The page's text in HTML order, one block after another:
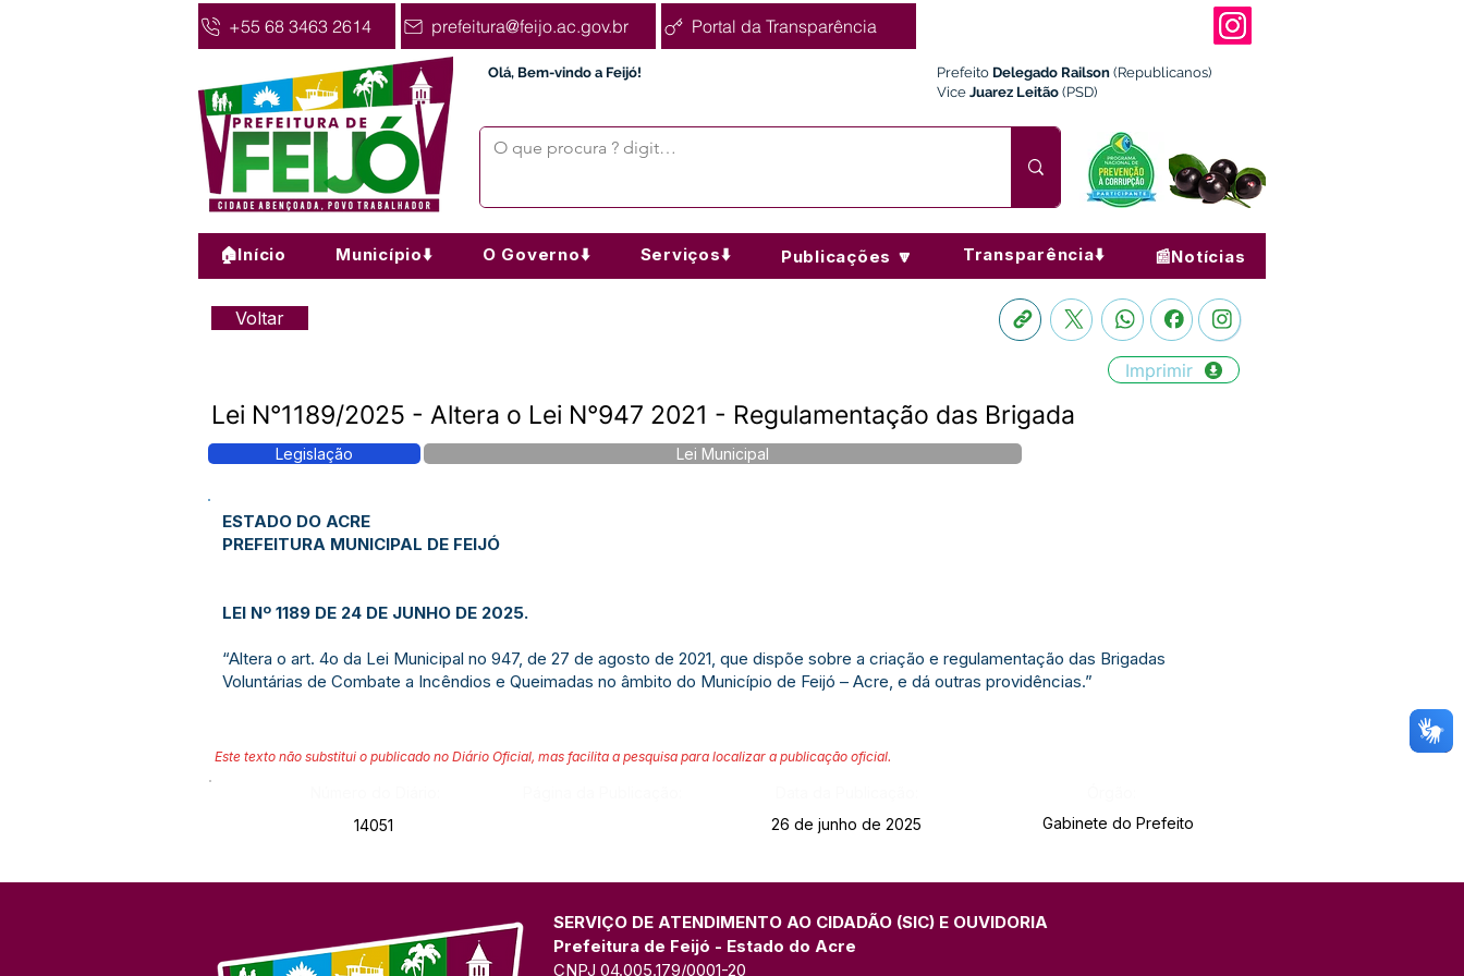
+55 68 3463 2614 prefeitura@feijo.ac.gov.br Portal da Transparência
Olá, Bem-vindo a Feijó! Prefeito Delegado Railson (Republicanos)
Vice Juarez Leitão (PSD)
🏠Início Município⬇️ O Governo⬇️ Serviços⬇️ Publicações 🔽 Transparência⬇️ 📰Notícias
Voltar
Imprimir
Lei N°1189/2025 - Altera o Lei N°947 2021 - Regulamentação das Brigada
Legislação Lei Municipal
ESTADO DO ACRE
PREFEITURA MUNICIPAL DE FEIJÓ
LEI Nº 1189 DE 24 DE JUNHO DE 2025.
“Altera o art. 4o da Lei Municipal no 947, de 27 de agosto de 2021, que dispõe sobre a criação e regulamentação das Brigadas
Voluntárias de Combate a Incêndios e Queimadas no âmbito do Município de Feijó – Acre, e dá outras providências.”
Este texto não substitui o publicado no Diário Oficial, mas facilita a pesquisa para localizar a publicação oficial.
14051
26 de junho de 2025 Gabinete do Prefeito
SERVIÇO DE ATENDIMENTO AO CIDADÃO (SIC) E OUVIDORIA
Prefeitura de Feijó - Estado do Acre
CNPJ 04.005.179/0001-20